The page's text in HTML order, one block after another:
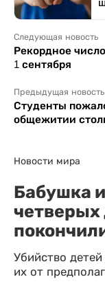
Следующая новость
Рекордное
1 сентября
Предыдущая новость
Студенты
общежитии
Новости мира
Бабушка
четверых
Убийство
их от